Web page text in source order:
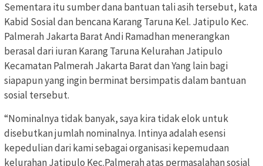
Sementara itu sumber dana bantuan tali asih tersebut, kata
Kabid Sosial dan bencana Karang Taruna Kel. Jatipulo Kec.
Palmerah Jakarta Barat Andi Ramadhan menerangkan
berasal dari iuran Karang Taruna Kelurahan Jatipulo
Kecamatan Palmerah Jakarta Barat dan Yang lain bagi
siapapun yang ingin berminat bersimpatis dalam bantuan
sosial tersebut.
“Nominalnya tidak banyak, saya kira tidak elok untuk
disebutkan jumlah nominalnya. Intinya adalah esensi
kepedulian dari kami sebagai organisasi kepemudaan
kelurahan Jatipulo Kec.Palmerah atas permasalahan sosial